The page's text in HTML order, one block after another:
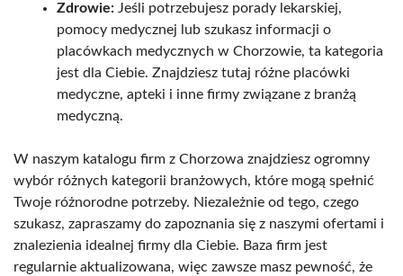
Zdrowie: Jeśli potrzebujesz porady lekarskiej,
pomocy medycznej lub szukasz informacji o
placówkach medycznych w Chorzowie, ta kategoria
jest dla Ciebie. Znajdziesz tutaj różne placówki
medyczne, apteki i inne firmy związane z branżą
medyczną.
W naszym katalogu firm z Chorzowa znajdziesz ogromny
wybór różnych kategorii branżowych, które mogą spełnić
Twoje różnorodne potrzeby. Niezależnie od tego, czego
szukasz, zapraszamy do zapoznania się z naszymi ofertami i
znalezienia idealnej firmy dla Ciebie. Baza firm jest
regularnie aktualizowana, więc zawsze masz pewność, że